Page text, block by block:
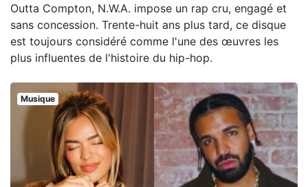
Outta Compton, N.W.A. impose un rap cru, engagé et
sans concession. Trente-huit ans plus tard, ce disque
est toujours considéré comme l'une des œuvres les
plus influentes de l'histoire du hip-hop.
Musique